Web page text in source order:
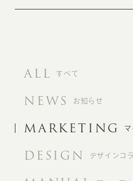
ALL すべて
NEWS お知らせ
MARKETING
DESIGN デザインコ